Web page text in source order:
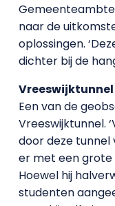
naar de
oplossingen.
dichter bij de
Vreeswijktunnel
Een van de
Vreeswijktunnel.
door deze tunnel
er met een grote
Hoewel hij
studenten